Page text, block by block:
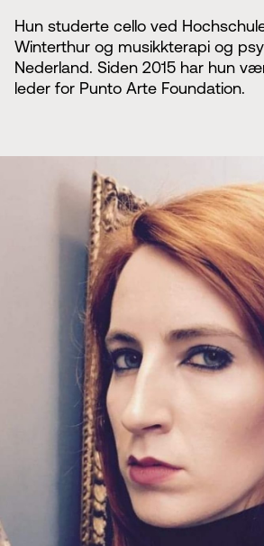
Hun studerte cello ved
Winterthur og musikkterapi og
Nederland. Siden 2015 har hun
leder for Punto Arte Foundation.